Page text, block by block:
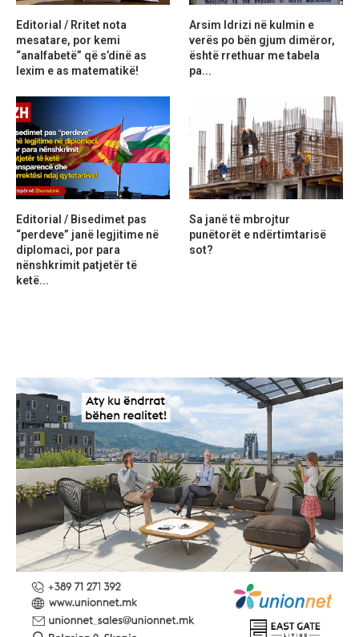
Editorial / Rritet nota
mesatare, por kemi
“analfabetë” që s’dinë as
lexim e as matematikë!
Arsim Idrizi në kulmin e
verës po bën gjum dimëror,
është rrethuar me tabela
pa...
Editorial / Bisedimet pas
“perdeve” janë legjitime në
diplomaci, por para
nënshkrimit patjetër të
ketë...
Sa janë të mbrojtur
punëtorët e ndërtimtarisë
sot?